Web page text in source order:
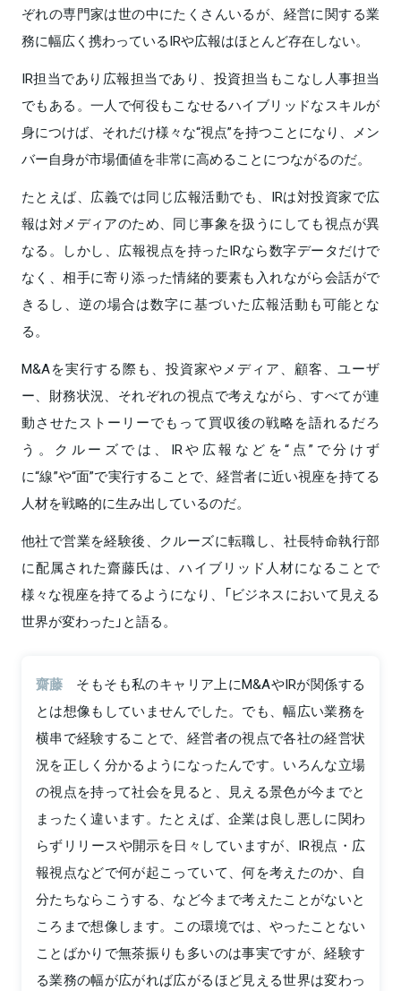
ぞれの専門家は世の中にたくさんいるが、経営に関する業
務に幅広く携わっているIRや広報はほとんど存在しない。
IR担当であり広報担当であり、投資担当もこなし人事担当
でもある。一人で何役もこなせるハイブリッドなスキルが
身につけば、それだけ様々な“視点”を持つことになり、メン
バー自身が市場価値を非常に高めることにつながるのだ。
たとえば、広義では同じ広報活動でも、IRは対投資家で広
報は対メディアのため、同じ事象を扱うにしても視点が異
なる。しかし、広報視点を持ったIRなら数字データだけで
なく、相手に寄り添った情緒的要素も入れながら会話がで
きるし、逆の場合は数字に基づいた広報活動も可能とな
る。
M&Aを実行する際も、投資家やメディア、顧客、ユーザ
ー、財務状況、それぞれの視点で考えながら、すべてが連
動させたストーリーでもって買収後の戦略を語れるだろ
う。クルーズでは、IRや広報などを“点”で分けず
に“線”や“面”で実行することで、経営者に近い視座を持てる
人材を戦略的に生み出しているのだ。
他社で営業を経験後、クルーズに転職し、社長特命執行部
に配属された齋藤氏は、ハイブリッド人材になることで
様々な視座を持てるようになり、「ビジネスにおいて見える
世界が変わった」と語る。
齋藤
そもそも私のキャリア上にM&AやIRが関係する
とは想像もしていませんでした。でも、幅広い業務を
横串で経験することで、経営者の視点で各社の経営状
況を正しく分かるようになったんです。いろんな立場
の視点を持って社会を見ると、見える景色が今までと
まったく違います。たとえば、企業は良し悪しに関わ
らずリリースや開示を日々していますが、IR視点・広
報視点などで何が起こっていて、何を考えたのか、自
分たちならこうする、など今まで考えたことがないと
ころまで想像します。この環境では、やったことない
ことばかりで無茶振りも多いのは事実ですが、経験す
る業務の幅が広がれば広がるほど見える世界は変わっ